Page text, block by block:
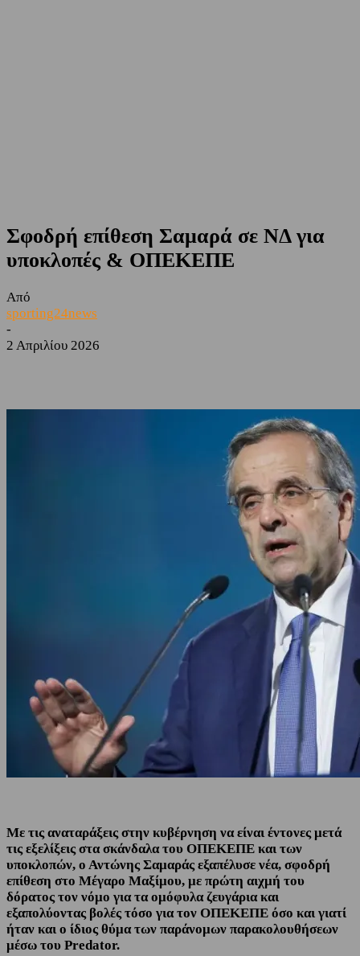
Σφοδρή επίθεση Σαμαρά σε ΝΔ για
υποκλοπές & ΟΠΕΚΕΠΕ
Από
sporting24news
-
2 Απριλίου 2026
Με τις αναταράξεις στην κυβέρνηση να είναι έντονες μετά
τις εξελίξεις στα σκάνδαλα του ΟΠΕΚΕΠΕ και των
υποκλοπών, ο Αντώνης Σαμαράς εξαπέλυσε νέα, σφοδρή
επίθεση στο Μέγαρο Μαξίμου, με πρώτη αιχμή του
δόρατος τον νόμο για τα ομόφυλα ζευγάρια και
εξαπολύοντας βολές τόσο για τον ΟΠΕΚΕΠΕ όσο και γιατί
ήταν και ο ίδιος θύμα των παράνομων παρακολουθήσεων
μέσω του Predator.